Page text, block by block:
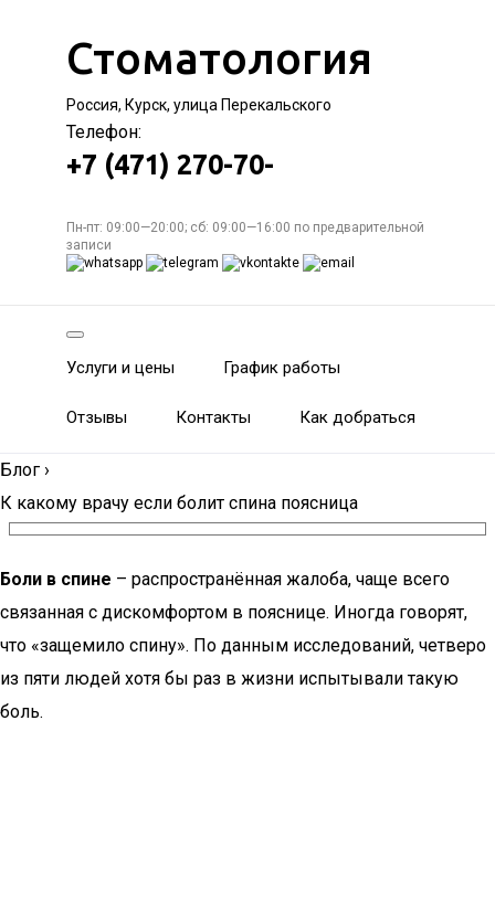
Стоматология
Россия, Курск, улица Перекальского
Телефон:
+7 (471) 270-70-
Пн-пт: 09:00—20:00; сб: 09:00—16:00 по предварительной
записи
Услуги и цены График работы
Отзывы Контакты Как добраться
Блог ›
К какому врачу если болит спина поясница
Боли в спине – распространённая жалоба, чаще всего
связанная с дискомфортом в пояснице. Иногда говорят,
что «защемило спину». По данным исследований, четверо
из пяти людей хотя бы раз в жизни испытывали такую
боль.